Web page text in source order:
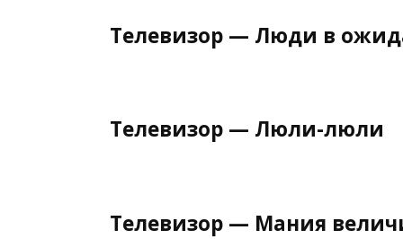
Телевизор — Люди в
Телевизор — Люли-люли
Телевизор — Мания